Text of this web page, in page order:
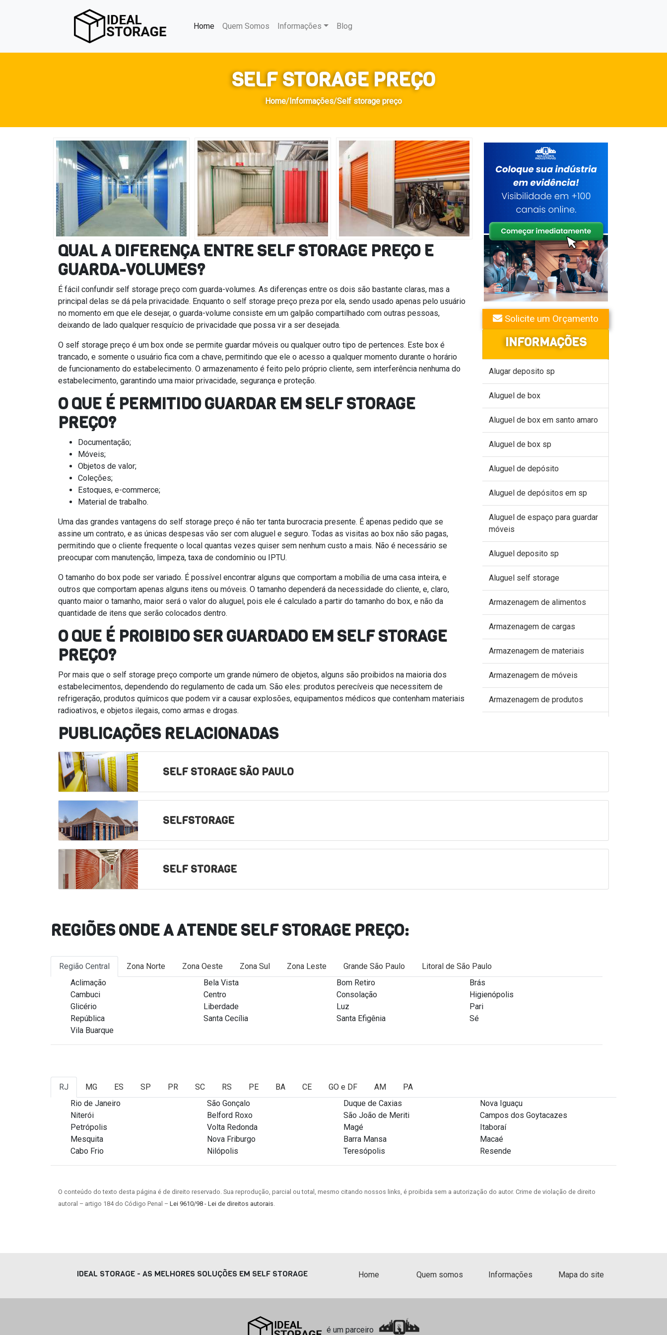
Home(current)
Quem Somos Informações Blog
SELF STORAGE PREÇO
Home/Informações/Self storage preço
QUAL A DIFERENÇA ENTRE SELF STORAGE PREÇO E
GUARDA-VOLUMES?
É fácil confundir self storage preço com guarda-volumes. As diferenças entre os dois são bastante claras, mas a
principal delas se dá pela privacidade. Enquanto o self storage preço preza por ela, sendo usado apenas pelo usuário
no momento em que ele desejar, o guarda-volume consiste em um galpão compartilhado com outras pessoas,
deixando de lado qualquer resquício de privacidade que possa vir a ser desejada.
O self storage preço é um box onde se permite guardar móveis ou qualquer outro tipo de pertences. Este box é
trancado, e somente o usuário fica com a chave, permitindo que ele o acesso a qualquer momento durante o horário
de funcionamento do estabelecimento. O armazenamento é feito pelo próprio cliente, sem interferência nenhuma do
estabelecimento, garantindo uma maior privacidade, segurança e proteção.
O QUE É PERMITIDO GUARDAR EM SELF STORAGE
PREÇO?
Documentação;
Móveis;
Objetos de valor;
Coleções;
Estoques, e-commerce;
Material de trabalho.
Uma das grandes vantagens do self storage preço é não ter tanta burocracia presente. É apenas pedido que se
assine um contrato, e as únicas despesas vão ser com aluguel e seguro. Todas as visitas ao box não são pagas,
permitindo que o cliente frequente o local quantas vezes quiser sem nenhum custo a mais. Não é necessário se
preocupar com manutenção, limpeza, taxa de condomínio ou IPTU.
O tamanho do box pode ser variado. É possível encontrar alguns que comportam a mobília de uma casa inteira, e
outros que comportam apenas alguns itens ou móveis. O tamanho dependerá da necessidade do cliente, e, claro,
quanto maior o tamanho, maior será o valor do aluguel, pois ele é calculado a partir do tamanho do box, e não da
quantidade de itens que serão colocados dentro.
O QUE É PROIBIDO SER GUARDADO EM SELF STORAGE
PREÇO?
Por mais que o self storage preço comporte um grande número de objetos, alguns são proibidos na maioria dos
estabelecimentos, dependendo do regulamento de cada um. São eles: produtos perecíveis que necessitem de
refrigeração, produtos químicos que podem vir a causar explosões, equipamentos médicos que contenham materiais
radioativos, e objetos ilegais, como armas e drogas.
Solicite um Orçamento
INFORMAÇÕES
Alugar deposito sp
Aluguel de box
Aluguel de box em santo amaro
Aluguel de box sp
Aluguel de depósito
Aluguel de depósitos em sp
Aluguel de espaço para guardar
móveis
Aluguel deposito sp
Aluguel self storage
Armazenagem de alimentos
Armazenagem de cargas
Armazenagem de materiais
Armazenagem de móveis
Armazenagem de produtos
não perecíveis
Armazenamento de materiais
inflamáveis
Armazenamento de produtos
perecíveis
Armazenamento de reagentes
Box aluguel sp
PUBLICAÇÕES RELACIONADAS
SELF STORAGE SÃO PAULO
SELFSTORAGE
SELF STORAGE
REGIÕES ONDE A ATENDE SELF STORAGE PREÇO:
Região Central Zona Norte Zona Oeste Zona Sul Zona Leste Grande São Paulo
Litoral de São Paulo
Aclimação
Bela Vista Bom Retiro
Brás
Cambuci
Centro Consolação
Higienópolis
Glicério
Liberdade Luz
Pari
República
Santa Cecília Santa Efigênia
Sé
Vila Buarque
RJ MG ES SP PR SC RS PE BA CE GO e DF AM
PA
Rio de Janeiro
São Gonçalo Duque de Caxias
Nova Iguaçu
Niterói
Belford Roxo São João de Meriti
Campos dos Goytacazes
Petrópolis
Volta Redonda Magé
Itaboraí
Mesquita
Nova Friburgo Barra Mansa
Macaé
Cabo Frio
Nilópolis Teresópolis Resende
O conteúdo do texto desta página é de direito reservado. Sua reprodução, parcial ou total, mesmo citando nossos links, é proibida sem a autorização do autor. Crime de violação de direito
autoral – artigo 184 do Código Penal – Lei 9610/98 - Lei de direitos autorais
IDEAL STORAGE - AS MELHORES SOLUÇÕES EM SELF STORAGE Home Quem somos Informações Mapa do site
é um parceiro